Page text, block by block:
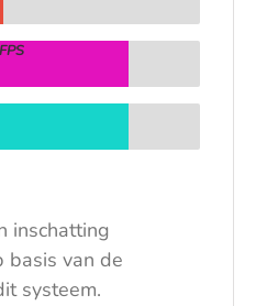
inschatting
basis van de
systeem.